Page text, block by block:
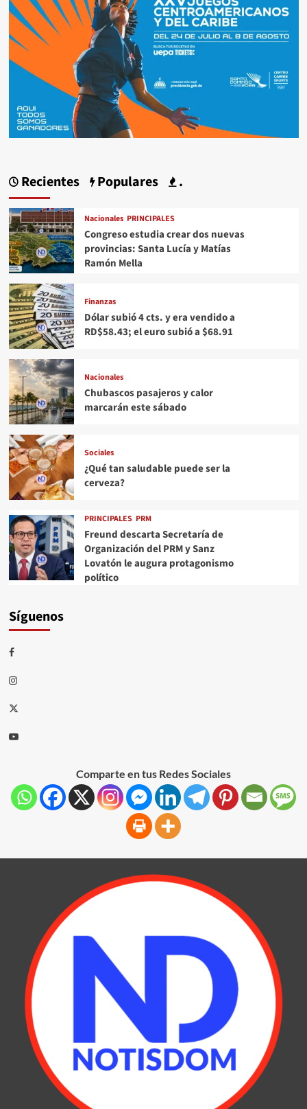
Recientes Populares .
Nacionales PRINCIPALES
Congreso estudia crear dos nuevas
provincias: Santa Lucía y Matías
Ramón Mella
Finanzas
Dólar subió 4 cts. y era vendido a
RD$58.43; el euro subió a $68.91
Nacionales
Chubascos pasajeros y calor
marcarán este sábado
Sociales
¿Qué tan saludable puede ser la
cerveza?
PRINCIPALES PRM
Freund descarta Secretaría de
Organización del PRM y Sanz
Lovatón le augura protagonismo
político
Síguenos
Comparte en tus Redes Sociales